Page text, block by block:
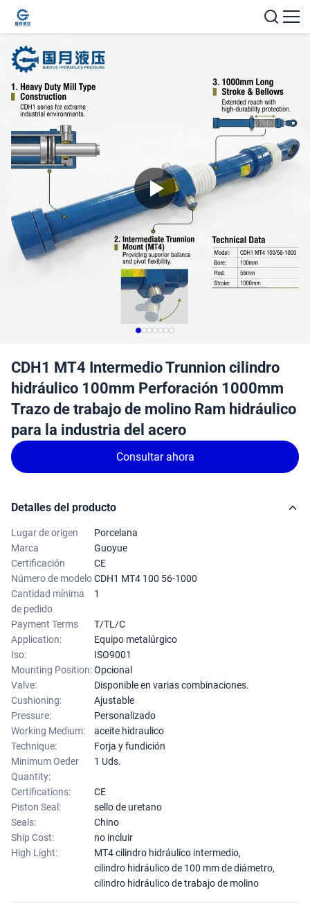
CDH1 MT4 Intermedio Trunnion cilindro
hidráulico 100mm Perforación 1000mm
Trazo de trabajo de molino Ram hidráulico
para la industria del acero
Consultar ahora
Detalles del producto
Lugar de origen
Porcelana
Marca
Guoyue
Certificación
CE
Número de modeloCDH1 MT4 100 56-1000
Cantidad mínima
de pedido
1
Payment Terms
T/TL/C
Application:
Equipo metalúrgico
Iso:
ISO9001
Mounting Position:Opcional
Valve:
Disponible en varias combinaciones.
Cushioning:
Ajustable
Pressure:
Personalizado
Working Medium:
aceite hidraulico
Technique:
Forja y fundición
Minimum Oeder
Quantity:
1 Uds.
Certifications:
CE
Piston Seal:
sello de uretano
Seals:
Chino
Ship Cost:
no incluir
High Light:
MT4 cilindro hidráulico intermedio,
cilindro hidráulico de 100 mm de diámetro,
cilindro hidráulico de trabajo de molino